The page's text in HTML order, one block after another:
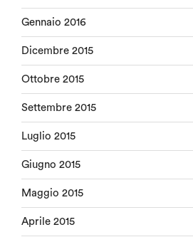
Gennaio 2016
Dicembre 2015
Ottobre 2015
Settembre 2015
Luglio 2015
Giugno 2015
Maggio 2015
Aprile 2015